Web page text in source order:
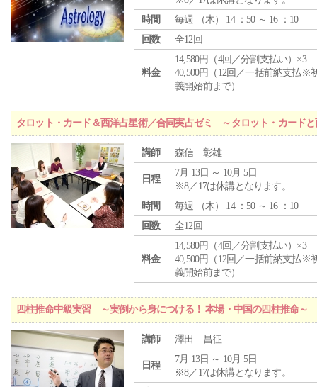
時間
毎週 （木） 14 ：50 ～ 16 ：10
回数
全12回
料金
14,580円（4回／分割支払い）×3
40,500円（12回／一括前納支払※
義開始前まで）
タロット・カード＆西洋占星術／合同実占ゼミ ～タロット・カード
講師 森信 彰雄
日程
7月 13日 ～ 10月 5日
※8／17は休講となります。
時間
毎週 （木） 14 ：50 ～ 16 ：10
回数
全12回
料金
14,580円（4回／分割支払い）×3
40,500円（12回／一括前納支払※
義開始前まで）
四柱推命中級実習 ～実例から身につける！ 本場・中国の四柱推命～
講師 澤田 昌征
日程
7月 13日 ～ 10月 5日
※8／17は休講となります。